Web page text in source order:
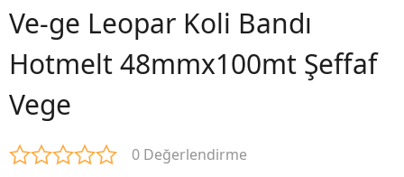
Ve-ge Leopar Koli Bandı
Hotmelt 48mmx100mt Şeffaf
Vege
0 Değerlendirme